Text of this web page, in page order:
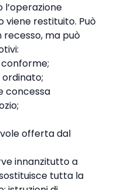
restituito. Può
recesso, ma può
concessa
offerta dal
innanzitutto a
tutta la